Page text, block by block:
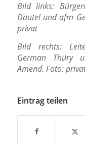
Bild links:
Dautel undafm
privat
Bild rechts:
German Thüry
Amend. Foto:
Eintrag teilen